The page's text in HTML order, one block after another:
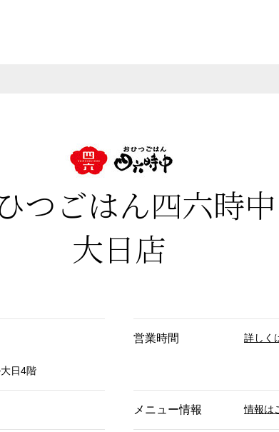
つごはん四六時中
大日店
日4階
営業時間 詳しく
メニュー情報 情報は